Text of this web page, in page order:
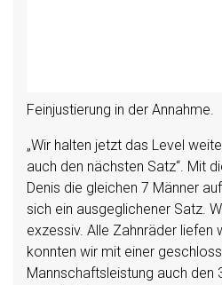
Feinjustierung in der Annahme.
„Wir halten jetzt das Level
auch den nächsten Satz“. Mit
Denis die gleichen 7 Männer
sich ein ausgeglichener Satz.
exzessiv. Alle Zahnräder liefen
konnten wir mit einer
Mannschaftsleistung auch den